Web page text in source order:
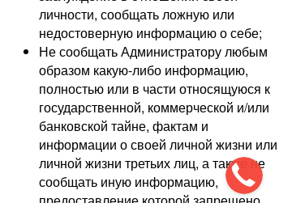
личности, сообщать ложную или
недостоверную информацию о себе;
Не сообщать Администратору любым
образом какую-либо информацию,
полностью или в части относящуюся к
государственной, коммерческой и/или
банковской тайне, фактам и
информации о своей личной жизни или
личной жизни третьих лиц, а также не
сообщать иную информацию,